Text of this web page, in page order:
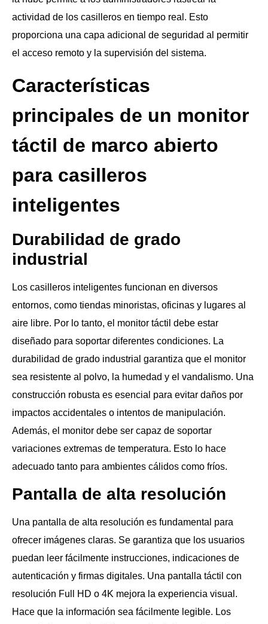
actividad de los casilleros en tiempo real. Esto
proporciona una capa adicional de seguridad al permitir
el acceso remoto y la supervisión del sistema.
Características
principales de un monitor
táctil de marco abierto
para casilleros
inteligentes
Durabilidad de grado
industrial
Los casilleros inteligentes funcionan en diversos
entornos, como tiendas minoristas, oficinas y lugares al
aire libre. Por lo tanto, el monitor táctil debe estar
diseñado para soportar diferentes condiciones. La
durabilidad de grado industrial garantiza que el monitor
sea resistente al polvo, la humedad y el vandalismo. Una
construcción robusta es esencial para evitar daños por
impactos accidentales o intentos de manipulación.
Además, el monitor debe ser capaz de soportar
variaciones extremas de temperatura. Esto lo hace
adecuado tanto para ambientes cálidos como fríos.
Pantalla de alta resolución
Una pantalla de alta resolución es fundamental para
ofrecer imágenes claras. Se garantiza que los usuarios
puedan leer fácilmente instrucciones, indicaciones de
autenticación y firmas digitales. Una pantalla táctil con
resolución Full HD o 4K mejora la experiencia visual.
Hace que la información sea fácilmente legible. Los